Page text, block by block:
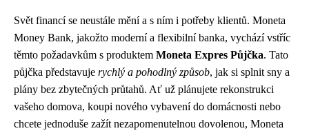
Svět financí se neustále mění a s ním i potřeby klientů. Moneta
Money Bank, jakožto moderní a flexibilní banka, vychází vstříc
těmto požadavkům s produktem Moneta Expres Půjčka. Tato
půjčka představuje rychlý a pohodlný způsob, jak si splnit sny a
plány bez zbytečných průtahů. Ať už plánujete rekonstrukci
vašeho domova, koupi nového vybavení do domácnosti nebo
chcete jednoduše zažít nezapomenutelnou dovolenou, Moneta